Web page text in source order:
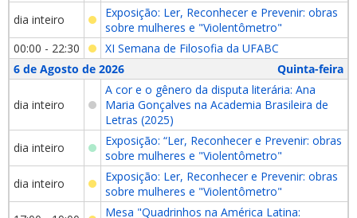
dia inteiro
Exposição: Ler, Reconhecer e Prevenir: obras
sobre mulheres e "Violentômetro"
00:00 - 22:30
XI Semana de Filosofia da UFABC
6 de Agosto de 2026
Quinta-feira
dia inteiro
A cor e o gênero da disputa literária: Ana
Maria Gonçalves na Academia Brasileira de
Letras (2025)
dia inteiro
Exposição: “Ler, Reconhecer e Prevenir: obras
sobre mulheres e "Violentômetro"
dia inteiro
Exposição: Ler, Reconhecer e Prevenir: obras
sobre mulheres e "Violentômetro"
Mesa "Quadrinhos na América Latina: